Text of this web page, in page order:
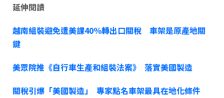
延伸閱讀
越南組裝避免遭美課40％轉出口關稅 車架是原產地關
鍵
美眾院推《自行車生產和組裝法案》 落實美國製造
關稅引爆「美國製造」 專家點名車架最具在地化條件